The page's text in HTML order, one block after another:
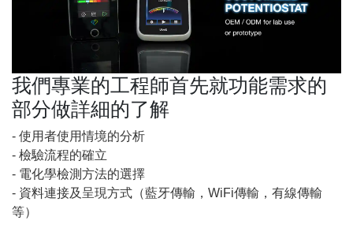
我們專業的工程師首先就功能需求的
部分做詳細的了解
- 使用者使用情境的分析
- 檢驗流程的確立
- 電化學檢測方法的選擇
- 資料連接及呈現方式（藍牙傳輸，WiFi傳輸，有線傳輸
等）